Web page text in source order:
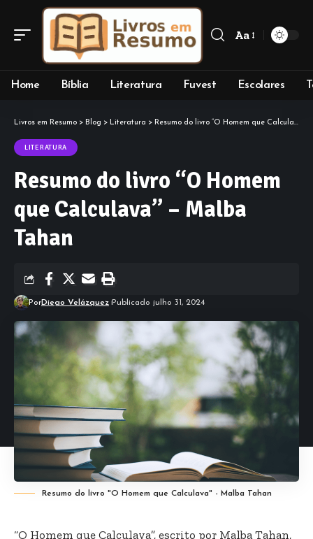
Font
Aa
Home Bíblia Literatura Fuvest Escolares
Livros em Resumo > Blog > Literatura > Resumo do livro “O Homem que Calculava” – Malba Tahan
LITERATURA
Resumo do livro “O Homem
que Calculava” – Malba
Tahan
PorDiego Velázquez Publicado julho 31, 2024
Resumo do livro "O Homem que Calculava" - Malba Tahan
“O Homem que Calculava”, escrito por Malba Tahan,